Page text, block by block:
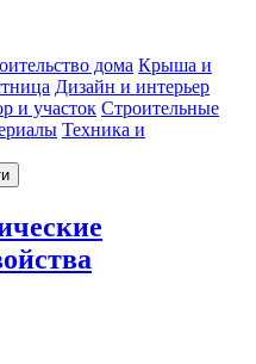
дома Крыша и
Дизайн и интерьер
и участок Строительные
Техника и